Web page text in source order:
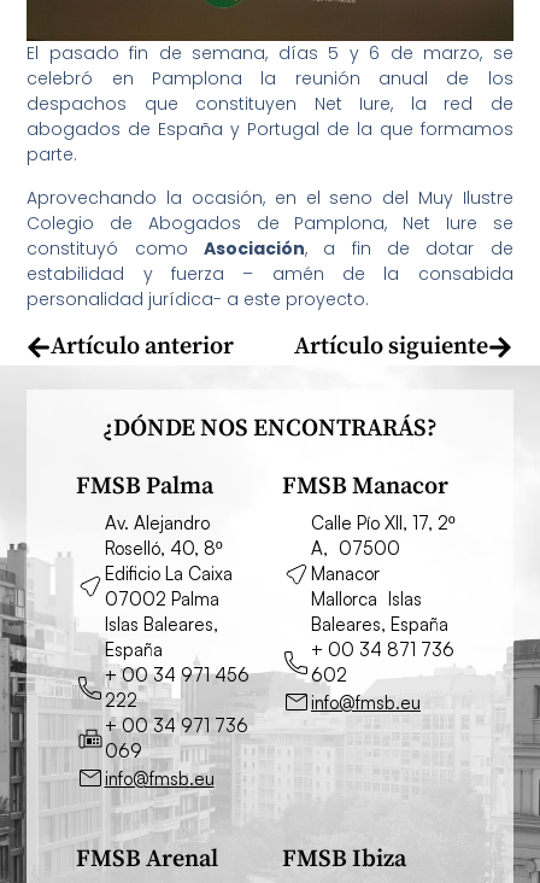
El pasado fin de semana, días 5 y 6 de marzo, se
celebró en Pamplona la reunión anual de los
despachos que constituyen Net Iure, la red de
abogados de España y Portugal de la que formamos
parte.
Aprovechando la ocasión, en el seno del Muy Ilustre
Colegio de Abogados de Pamplona, Net Iure se
constituyó comoAsociación, a fin de dotar de
estabilidad y fuerza – amén de la consabida
personalidad jurídica- a este proyecto.
Artículo anterior Artículo siguiente
¿DÓNDE NOS ENCONTRARÁS?
FMSB Palma
Av. Alejandro
Roselló, 40, 8º
Edificio La Caixa
07002 Palma
Islas Baleares,
España
+ 00 34 971 456
222
+ 00 34 971 736
069
info@fmsb.eu
FMSB Manacor
Calle Pío XII, 17, 2º
A, 07500
Manacor
Mallorca Islas
Baleares, España
+ 00 34 871 736
602
info@fmsb.eu
FMSB Arenal FMSB Ibiza